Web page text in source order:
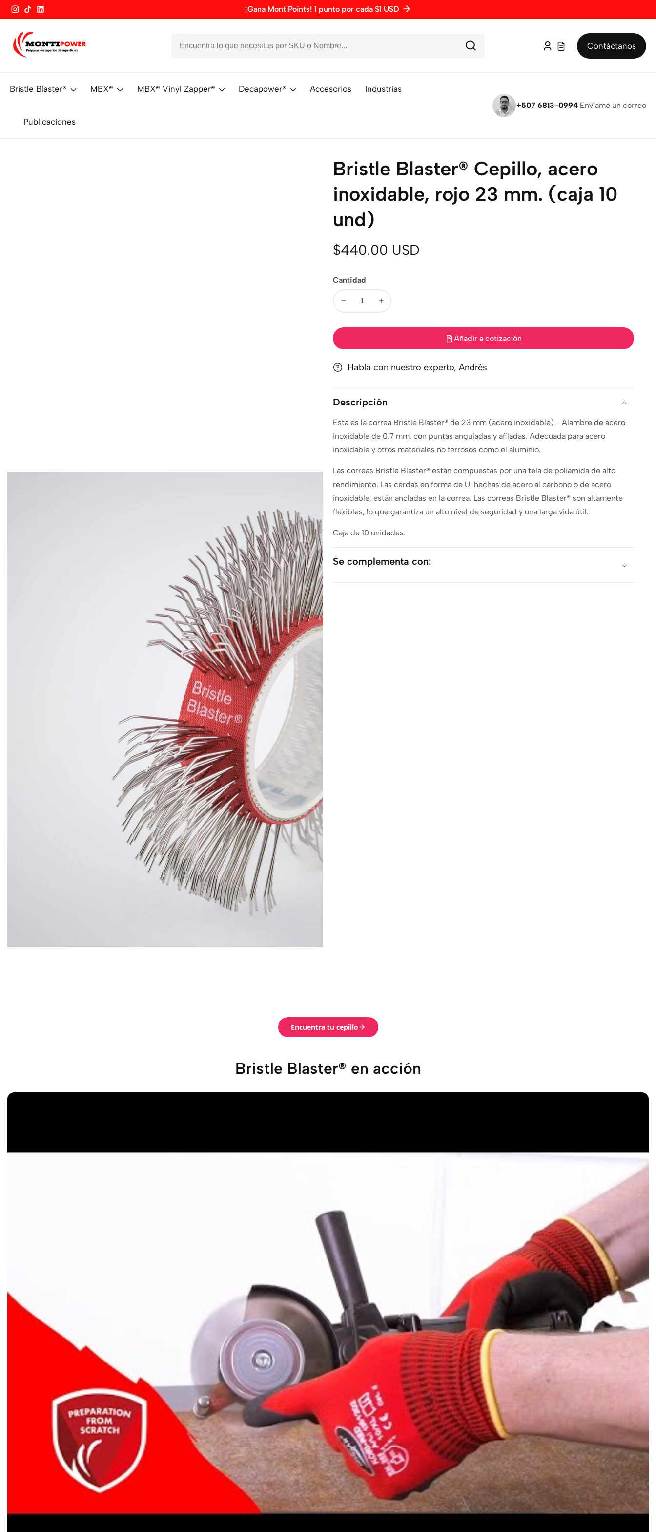
Instagram
TikTokVimeo ¡Gana MontiPoints! 1 punto por cada $1 USD
Iniciar
Contáctanos
Bristle Blaster® MBX® MBX® Vinyl Zapper® Decapower® Accesorios Industrias
Publicaciones
+507 6813-0994 Envíame un correo
Bristle Blaster® Cepillo, acero
inoxidable, rojo 23 mm. (caja 10
und)
Precio
$440.00 USD
Cantidad
Disminuir
Aumentar
Añadir a cotización
Habla con nuestro experto, Andrés
Descripción
Esta es la correa Bristle Blaster® de 23 mm (acero inoxidable) - Alambre de acero
inoxidable de 0.7 mm, con puntas anguladas y afiladas. Adecuada para acero
inoxidable y otros materiales no ferrosos como el aluminio.
Las correas Bristle Blaster® están compuestas por una tela de poliamida de alto
rendimiento. Las cerdas en forma de U, hechas de acero al carbono o de acero
inoxidable, están ancladas en la correa. Las correas Bristle Blaster® son altamente
flexibles, lo que garantiza un alto nivel de seguridad y una larga vida útil.
Caja de 10 unidades.
Se complementa con:
Encuentra tu cepillo
Bristle Blaster® en acción